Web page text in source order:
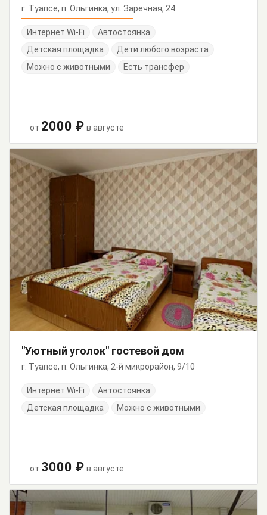
г. Туапсе, п. Ольгинка, ул. Заречная, 24
Интернет Wi-Fi
Автостоянка
Детская площадка
Дети любого возраста
Можно с животными
Есть трансфер
от 2000 ₽ в августе
"Уютный уголок" гостевой дом
г. Туапсе, п. Ольгинка, 2-й микрорайон, 9/10
Интернет Wi-Fi
Автостоянка
Детская площадка
Можно с животными
от 3000 ₽ в августе